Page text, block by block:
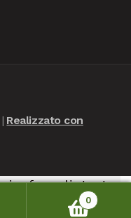
Realizzato con
0
in fase di test -
a termine, è in